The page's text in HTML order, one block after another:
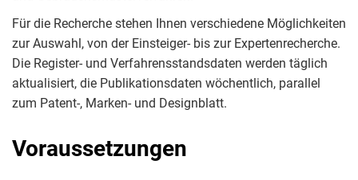
Für die Recherche stehen Ihnen verschiedene Möglichkeiten
zur Auswahl, von der Einsteiger- bis zur Expertenrecherche.
Die Register- und Verfahrensstandsdaten werden täglich
aktualisiert, die Publikationsdaten wöchentlich, parallel
zum Patent-, Marken- und Designblatt.
Voraussetzungen